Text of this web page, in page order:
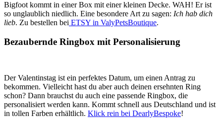
Bigfoot kommt in einer Box mit einer kleinen Decke. WAH! Er ist
so unglaublich niedlich. Eine besondere Art zu sagen: Ich hab dich
lieb. Zu bestellen bei ETSY in ValyPetsBoutique.
Bezaubernde Ringbox mit Personalisierung
Der Valentinstag ist ein perfektes Datum, um einen Antrag zu
bekommen. Vielleicht hast du aber auch deinen ersehnten Ring
schon? Dann brauchst du auch eine passende Ringbox, die
personalisiert werden kann. Kommt schnell aus Deutschland und ist
in tollen Farben erhältlich. Klick rein bei DearlyBespoke!